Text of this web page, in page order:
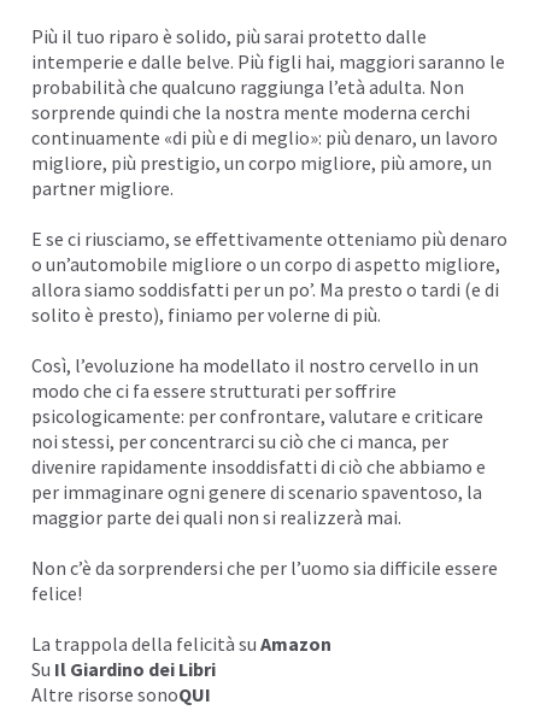
Più il tuo riparo è solido, più sarai protetto dalle
intemperie e dalle belve. Più figli hai, maggiori saranno le
probabilità che qualcuno raggiunga l’età adulta. Non
sorprende quindi che la nostra mente moderna cerchi
continuamente «di più e di meglio»: più denaro, un lavoro
migliore, più prestigio, un corpo migliore, più amore, un
partner migliore.
E se ci riusciamo, se effettivamente otteniamo più denaro
o un’automobile migliore o un corpo di aspetto migliore,
allora siamo soddisfatti per un po’. Ma presto o tardi (e di
solito è presto), finiamo per volerne di più.
Così, l’evoluzione ha modellato il nostro cervello in un
modo che ci fa essere strutturati per soffrire
psicologicamente: per confrontare, valutare e criticare
noi stessi, per concentrarci su ciò che ci manca, per
divenire rapidamente insoddisfatti di ciò che abbiamo e
per immaginare ogni genere di scenario spaventoso, la
maggior parte dei quali non si realizzerà mai.
Non c’è da sorprendersi che per l’uomo sia difficile essere
felice!
La trappola della felicità su Amazon
Su Il Giardino dei Libri
Altre risorse sonoQUI